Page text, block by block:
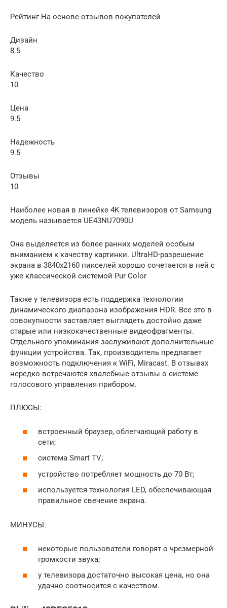
Рейтинг На основе отзывов покупателей
Дизайн
8.5
Качество
10
Цена
9.5
Надежность
9.5
Отзывы
10
Наиболее новая в линейке 4K телевизоров от Samsung
модель называется UE43NU7090U
Она выделяется из более ранних моделей особым
вниманием к качеству картинки. UltraHD-разрешение
экрана в 3840х2160 пикселей хорошо сочетается в ней с
уже классической системой Pur Color
Также у телевизора есть поддержка технологии
динамического диапазона изображения HDR. Все это в
совокупности заставляет выглядеть достойно даже
старые или низкокачественные видеофрагменты.
Отдельного упоминания заслуживают дополнительные
функции устройства. Так, производитель предлагает
возможность подключения к WiFi, Miracast. В отзывах
нередко встречаются хвалебные отзывы о системе
голосового управления прибором.
ПЛЮСЫ:
встроенный браузер, облегчающий работу в
сети;
система Smart TV;
устройство потребляет мощность до 70 Вт;
используется технология LED, обеспечивающая
правильное свечение экрана.
МИНУСЫ:
некоторые пользователи говорят о чрезмерной
громкости звука;
у телевизора достаточно высокая цена, но она
удачно соотносится с качеством.